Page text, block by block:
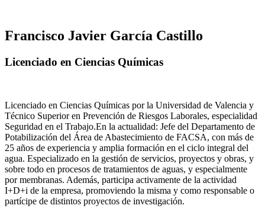
Francisco Javier García Castillo
Licenciado en Ciencias Químicas
Licenciado en Ciencias Químicas por la Universidad de Valencia y
Técnico Superior en Prevención de Riesgos Laborales, especialidad
Seguridad en el Trabajo.En la actualidad: Jefe del Departamento de
Potabilización del Área de Abastecimiento de FACSA, con más de
25 años de experiencia y amplia formación en el ciclo integral del
agua. Especializado en la gestión de servicios, proyectos y obras, y
sobre todo en procesos de tratamientos de aguas, y especialmente
por membranas. Además, participa activamente de la actividad
I+D+i de la empresa, promoviendo la misma y como responsable o
partícipe de distintos proyectos de investigación.